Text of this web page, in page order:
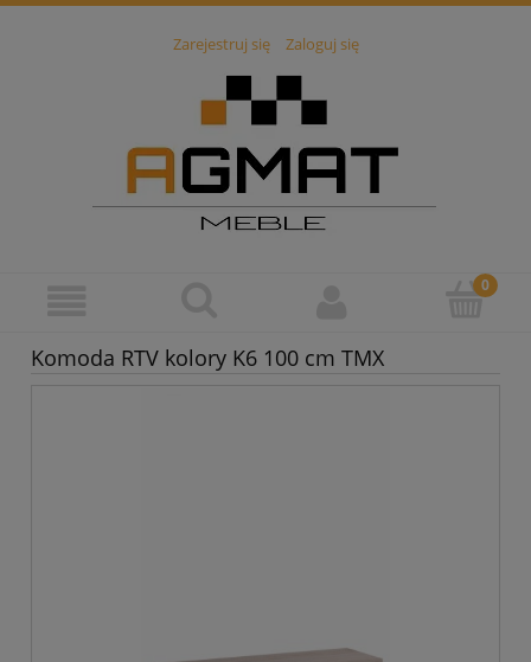
Zarejestruj się Zaloguj się
Komoda RTV kolory K6 100 cm TMX